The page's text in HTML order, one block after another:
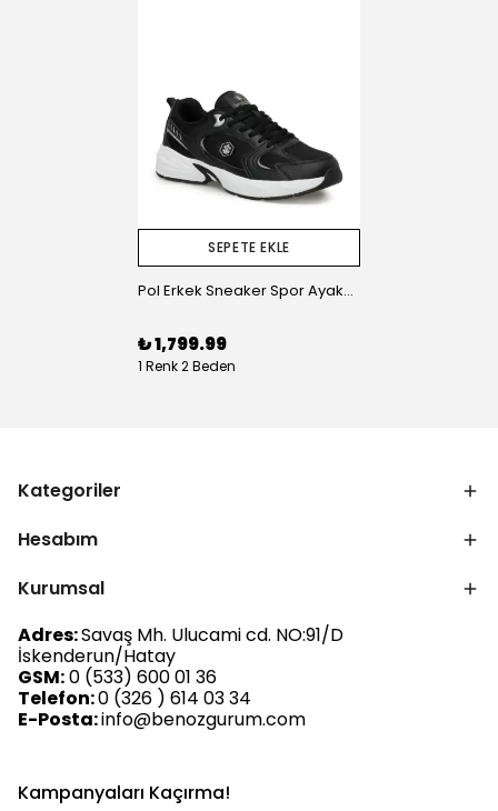
SEPETE EKLE
Pol Erkek Sneaker Spor Ayakkabı
₺ 1,799.99
1 Renk 2 Beden
Kategoriler
Hesabım
Kurumsal
Adres:Savaş Mh. Ulucami cd. NO:91/D
İskenderun/Hatay
GSM:0 (533) 600 01 36
Telefon:0 (326 ) 614 03 34
E-Posta:info@benozgurum.com
Kampanyaları Kaçırma!